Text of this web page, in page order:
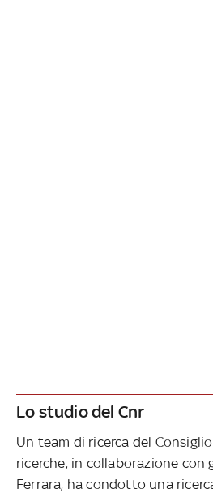
Lo studio del Cnr
Un team di ricerca del
ricerche, in collaborazione con
Ferrara, ha condotto una